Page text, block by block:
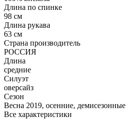
Длина по спинке
98 см
Длина рукава
63 см
Страна производитель
РОССИЯ
Длина
средние
Силуэт
оверсайз
Сезон
Весна 2019, осенние, демисезонные
Все характеристики